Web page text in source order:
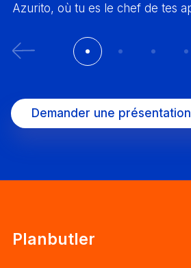
Azurito, où tu es le chef de tes
Demander une
Planbutler